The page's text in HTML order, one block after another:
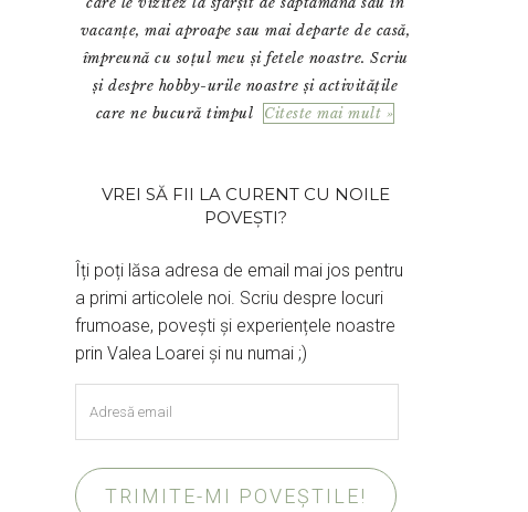
vacanțe, mai aproape sau mai departe de casă,
împreună cu soțul meu și fetele noastre. Scriu
și despre hobby-urile noastre și activitățile
care ne bucură timpul Citeste mai mult »
VREI SĂ FII LA CURENT CU NOILE
POVEȘTI?
Îți poți lăsa adresa de email mai jos pentru
a primi articolele noi. Scriu despre locuri
frumoase, povești și experiențele noastre
prin Valea Loarei și nu numai ;)
email
TRIMITE-MI POVEȘTILE!